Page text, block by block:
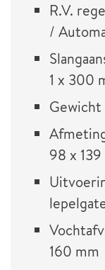
R.V.
/
1 x 300
98 x 139
160 mm